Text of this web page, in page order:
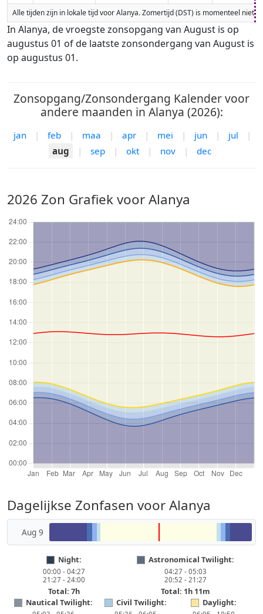
Alle tijden zijn in lokale tijd voor Alanya. Zomertijd (DST) is momenteel niet
In Alanya, de vroegste zonsopgang van August is op
augustus 01 of de laatste zonsondergang van August is
op augustus 01.
Zonsopgang/Zonsondergang Kalender voor
andere maanden in Alanya (2026):
jan | feb | maa | apr | mei | jun | jul
|
aug
| sep | okt | nov | dec
2026 Zon Grafiek voor Alanya
Dagelijkse Zonfasen voor Alanya
Aug 9
Night:
00:00 - 04:27
21:27 - 24:00
Total: 7h
Astronomical Twilight:
04:27 - 05:03
20:52 - 21:27
Total: 1h 11m
Nautical Twilight:
Civil Twilight: Daylight: